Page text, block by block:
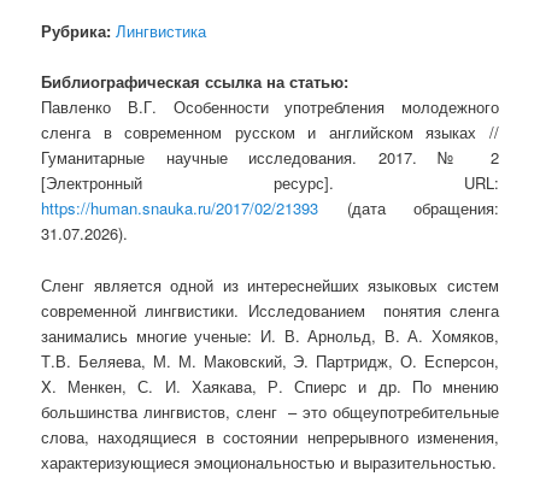
Рубрика: Лингвистика
Библиографическая ссылка на статью:
Павленко В.Г. Особенности употребления молодежного
сленга в современном русском и английском языках //
Гуманитарные научные исследования. 2017. № 2
[Электронный ресурс]. URL:
https://human.snauka.ru/2017/02/21393 (дата обращения:
31.07.2026).
Сленг является одной из интереснейших языковых систем
современной лингвистики. Исследованием понятия сленга
занимались многие ученые: И. В. Арнольд, В. А. Хомяков,
Т.В. Беляева, М. М. Маковский, Э. Партридж, О. Есперсон,
X. Менкен, С. И. Хаякава, Р. Спиерс и др. По мнению
большинства лингвистов, сленг – это общеупотребительные
слова, находящиеся в состоянии непрерывного изменения,
характеризующиеся эмоциональностью и выразительностью.